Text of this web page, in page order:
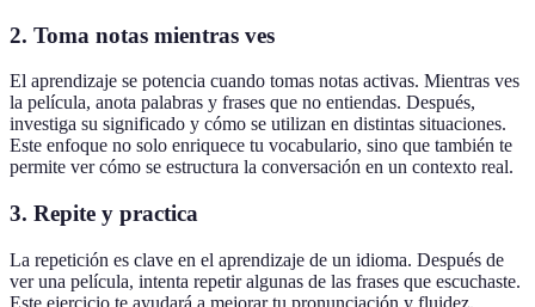
2. Toma notas mientras ves
El aprendizaje se potencia cuando tomas notas activas. Mientras ves
la película, anota palabras y frases que no entiendas. Después,
investiga su significado y cómo se utilizan en distintas situaciones.
Este enfoque no solo enriquece tu vocabulario, sino que también te
permite ver cómo se estructura la conversación en un contexto real.
3. Repite y practica
La repetición es clave en el aprendizaje de un idioma. Después de
ver una película, intenta repetir algunas de las frases que escuchaste.
Este ejercicio te ayudará a mejorar tu pronunciación y fluidez.